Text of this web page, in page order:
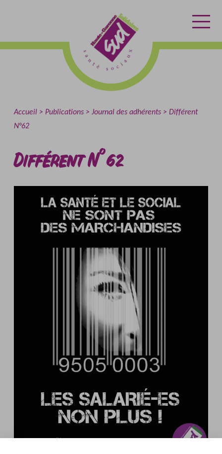
l'accueil
Accueil Publications Journal des adhérents
Différent
N°62
Différent N°62